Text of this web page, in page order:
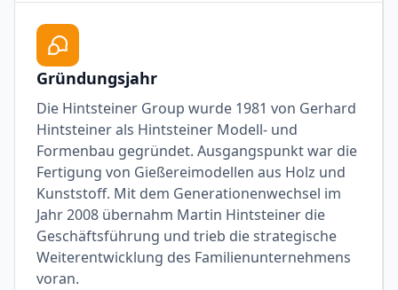
Gründungsjahr
Die Hintsteiner Group wurde 1981 von Gerhard
Hintsteiner als Hintsteiner Modell- und
Formenbau gegründet. Ausgangspunkt war die
Fertigung von Gießereimodellen aus Holz und
Kunststoff. Mit dem Generationenwechsel im
Jahr 2008 übernahm Martin Hintsteiner die
Geschäftsführung und trieb die strategische
Weiterentwicklung des Familienunternehmens
voran.